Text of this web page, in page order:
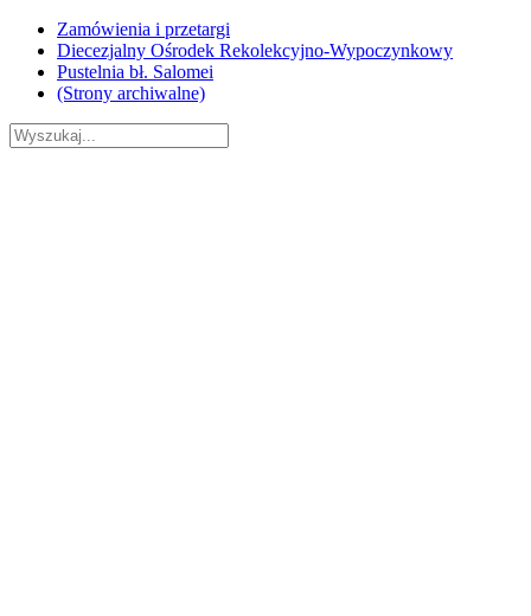
Skip
content
Zamówienia i przetargi
Diecezjalny Ośrodek Rekolekcyjno-Wypoczynkowy
Pustelnia bł. Salomei
(Strony archiwalne)